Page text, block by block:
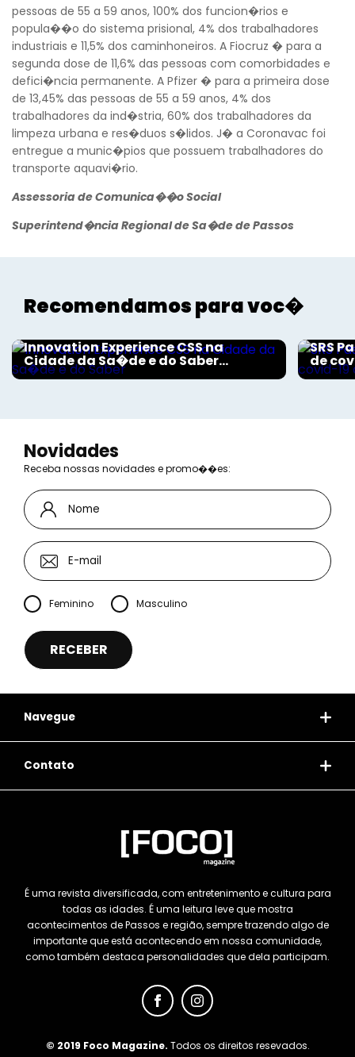
pessoas de 55 a 59 anos, 100% dos funcion�rios e
popula��o do sistema prisional, 4% dos trabalhadores
industriais e 11,5% dos caminhoneiros. A Fiocruz � para a
segunda dose de 11,6% das pessoas com comorbidades e
defici�ncia permanente. A Pfizer � para a primeira dose
de 13,45% das pessoas de 55 a 59 anos, 4% dos
trabalhadores da ind�stria, 60% dos trabalhadores da
limpeza urbana e res�duos s�lidos. J� a Coronavac foi
entregue a munic�pios que possuem trabalhadores do
transporte aquavi�rio.
Assessoria de Comunica��o Social
Superintend�ncia Regional de Sa�de de Passos
Recomendamos para voc�
Innovation Experience CSS na
Cidade da Sa�de e do Saber...
SRS
de
Novidades
Receba nossas novidades e promo��es:
Feminino Masculino
Navegue
Contato
É uma revista diversificada, com entretenimento e cultura para
todas as idades. É uma leitura leve que mostra
acontecimentos de Passos e região, sempre trazendo algo de
importante que está acontecendo em nossa comunidade,
como também destaca personalidades que dela participam.
© 2019 Foco Magazine. Todos os direitos resevados.